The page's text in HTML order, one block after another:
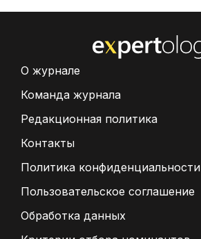
О журнале
Команда журнала
Редакционная политика
Контакты
Политика конфиденциальности
Пользовательское соглашение
Обработка данных